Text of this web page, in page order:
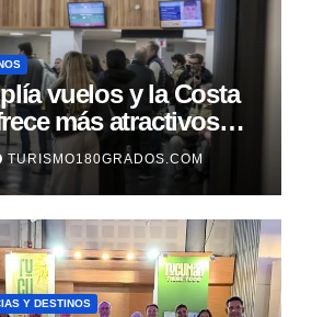
vuelos y la Costa
más atractivos
TURISMO180GRADOS.COM
Y DESTINOS